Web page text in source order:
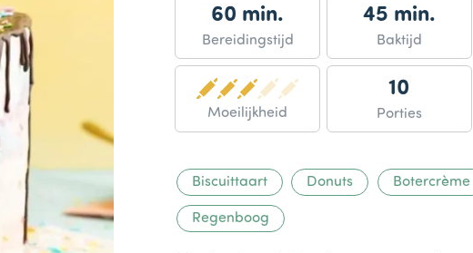
60 min.
Bereidingstijd
45 min.
Baktijd
Moeilijkheid
10
Porties
Biscuittaart Donuts Botercrème
Regenboog